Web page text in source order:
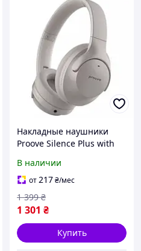
Накладные наушники
Proove Silence Plus with
В наличии
от217₴/мес
1 301 ₴
1 399 ₴
Купить